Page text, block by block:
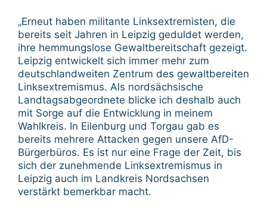
„Erneut haben militante Linksextremisten, die
bereits seit Jahren in Leipzig geduldet werden,
ihre hemmungslose Gewaltbereitschaft gezeigt.
Leipzig entwickelt sich immer mehr zum
deutschlandweiten Zentrum des gewaltbereiten
Linksextremismus. Als nordsächsische
Landtagsabgeordnete blicke ich deshalb auch
mit Sorge auf die Entwicklung in meinem
Wahlkreis. In Eilenburg und Torgau gab es
bereits mehrere Attacken gegen unsere AfD-
Bürgerbüros. Es ist nur eine Frage der Zeit, bis
sich der zunehmende Linksextremismus in
Leipzig auch im Landkreis Nordsachsen
verstärkt bemerkbar macht.